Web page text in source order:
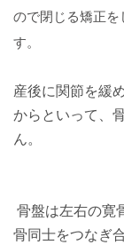
ので閉じる矯正
す。
産後に関節を緩
からといって、
ん。
骨盤は左右の寛
骨同士をつなぎ